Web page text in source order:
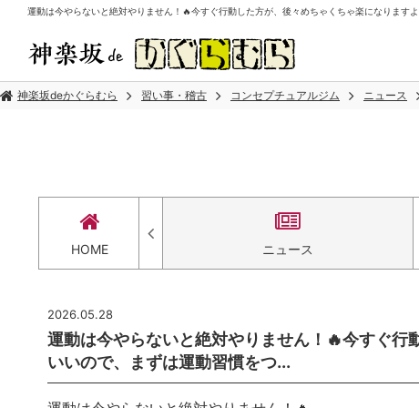
運動は今やらないと絶対やりません！🔥今すぐ行動した方が、後々めちゃくちゃ楽になります
神楽坂deかぐらむら 習い事・稽古 コンセプチュアルジム ニュース
HOME ニュース
2026.05.28
運動は今やらないと絶対やりません！🔥今すぐ
いいので、まずは運動習慣をつ...